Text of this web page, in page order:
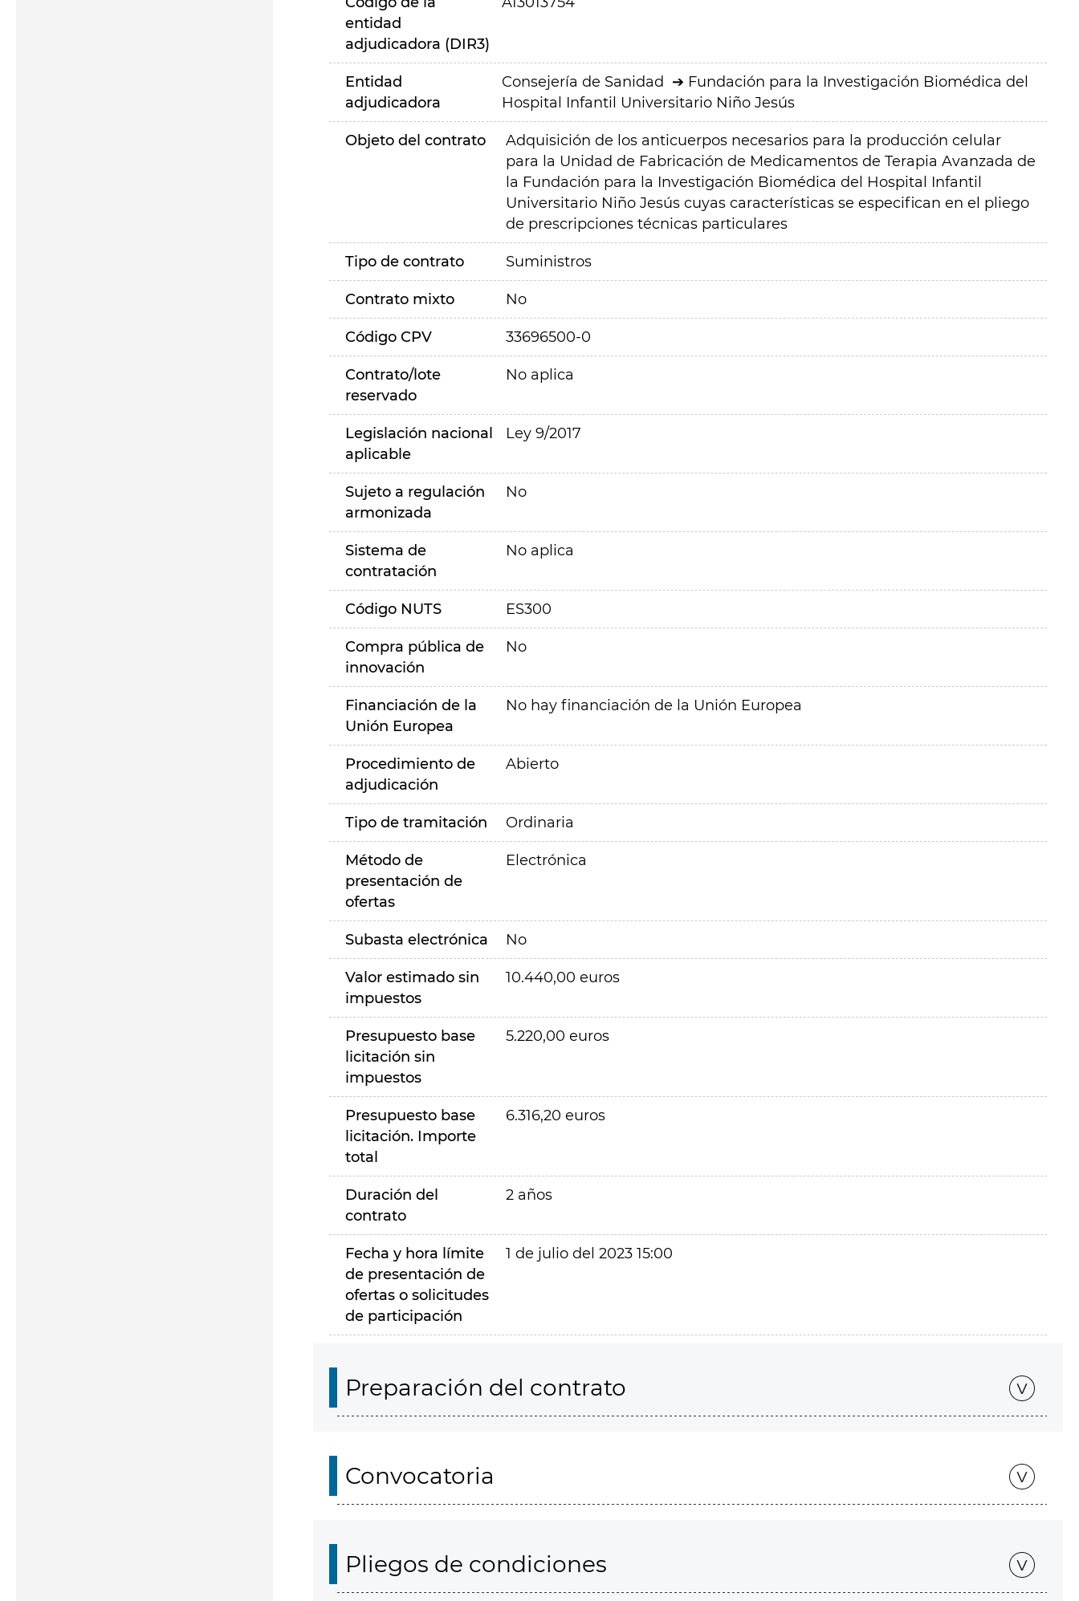
entidad
adjudicadora (DIR3)
Entidad
adjudicadora
Consejería de Sanidad
Fundación para la Investigación Biomédica del
Hospital Infantil Universitario Niño Jesús
Objeto del contrato
Adquisición de los anticuerpos necesarios para la producción celular
para la Unidad de Fabricación de Medicamentos de Terapia Avanzada de
la Fundación para la Investigación Biomédica del Hospital Infantil
Universitario Niño Jesús cuyas características se especifican en el pliego
de prescripciones técnicas particulares
Tipo de contrato Suministros
Contrato mixto No
Código CPV 33696500-0
Contrato/lote
reservado
No aplica
Legislación nacional
aplicable
Ley 9/2017
Sujeto a regulación
armonizada
No
Sistema de
contratación
No aplica
Código NUTS ES300
Compra pública de
innovación
No
Financiación de la
Unión Europea
No hay financiación de la Unión Europea
Procedimiento de
adjudicación
Abierto
Tipo de tramitación Ordinaria
Método de
presentación de
ofertas
Electrónica
Subasta electrónica No
Valor estimado sin
impuestos
10.440,00 euros
Presupuesto base
licitación sin
impuestos
5.220,00 euros
Presupuesto base
licitación. Importe
total
6.316,20 euros
Duración del
contrato
2 años
Fecha y hora límite
de presentación de
ofertas o solicitudes
de participación
1 de julio del 2023 15:00
Preparación del contrato
Convocatoria
Pliegos de condiciones